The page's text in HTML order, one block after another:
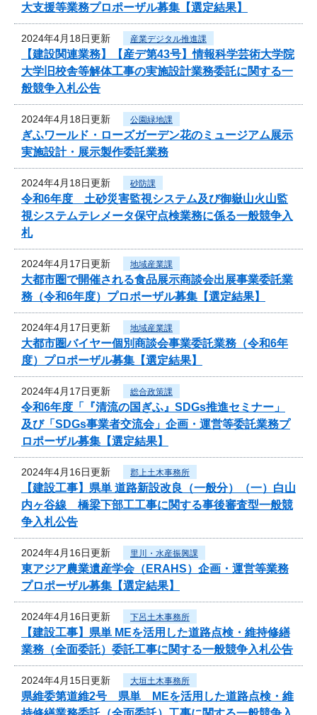
大支援等業務プロポーザル募集【選定結果】
2024年4月18日更新 産業デジタル推進課
【建設関連業務】【産デ第43号】情報科学芸術大学院
大学旧校舎等解体工事の実施設計業務委託に関する一
般競争入札公告
2024年4月18日更新 公園緑地課
ぎふワールド・ローズガーデン花のミュージアム展示
実施設計・展示製作委託業務
2024年4月18日更新 砂防課
令和6年度 土砂災害監視システム及び御嶽山火山監
視システムテレメータ保守点検業務に係る一般競争入
札
2024年4月17日更新 地域産業課
大都市圏で開催される食品展示商談会出展事業委託業
務（令和6年度）プロポーザル募集【選定結果】
2024年4月17日更新 地域産業課
大都市圏バイヤー個別商談会事業委託業務（令和6年
度）プロポーザル募集【選定結果】
2024年4月17日更新 総合政策課
令和6年度「『清流の国ぎふ』SDGs推進セミナー」
及び「SDGs事業者交流会」企画・運営等委託業務プ
ロポーザル募集【選定結果】
2024年4月16日更新 郡上土木事務所
【建設工事】県単 道路新設改良（一般分）（一）白山
内ヶ谷線 橋梁下部工工事に関する事後審査型一般競
争入札公告
2024年4月16日更新 里川・水産振興課
東アジア農業遺産学会（ERAHS）企画・運営等業務
プロポーザル募集【選定結果】
2024年4月16日更新 下呂土木事務所
【建設工事】県単 MEを活用した道路点検・維持修繕
業務（全面委託）委託工事に関する一般競争入札公告
2024年4月15日更新 大垣土木事務所
県維委第道維2号 県単 MEを活用した道路点検・維